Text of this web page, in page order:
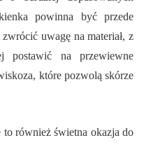
powinna być przede
uwagę na materiał, z
postawić na przewiewne
które pozwolą skórze
to również świetna okazja do